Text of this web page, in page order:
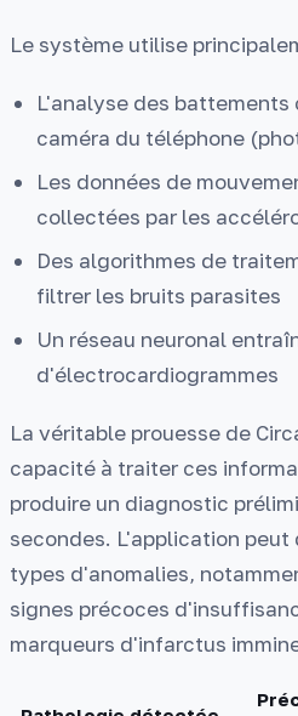
Le système utilise
L'analyse des battements
caméra du téléphone
Les données de
collectées par les
Des algorithmes de
filtrer les bruits parasites
Un réseau neuronal
d'électrocardiogrammes
La véritable prouesse de
capacité à traiter ces
produire un diagnostic
secondes. L'application
types d'anomalies,
signes précoces
marqueurs d'infarctus